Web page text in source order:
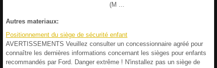
(M ...
Autres materiaux:
Positionnement du siège de sécurité enfant
AVERTISSEMENTS Veuillez consulter un concessionnaire agréé pour
connaître les dernières informations concernant les sièges pour enfants
recommandés par Ford. Danger extrême ! N'installez pas un siège de